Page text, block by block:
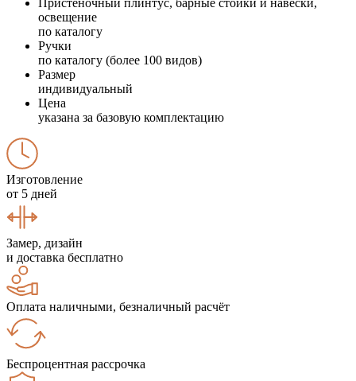
освещение
по каталогу
Ручки
по каталогу (более 100 видов)
Размер
индивидуальный
Цена
указана за базовую комплектацию
Изготовление
от 5 дней
Замер, дизайн
и доставка бесплатно
Оплата наличными, безналичный расчёт
Беспроцентная рассрочка